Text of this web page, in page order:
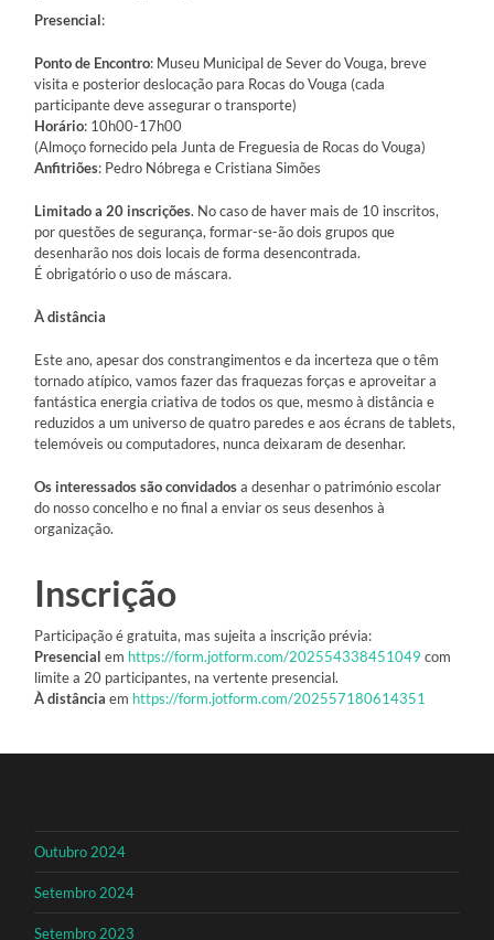
Presencial:
Ponto de Encontro: Museu Municipal de Sever do Vouga, breve
visita e posterior deslocação para Rocas do Vouga (cada
participante deve assegurar o transporte)
Horário: 10h00-17h00
(Almoço fornecido pela Junta de Freguesia de Rocas do Vouga)
Anfitriões: Pedro Nóbrega e Cristiana Simões
Limitado a 20 inscrições. No caso de haver mais de 10 inscritos,
por questões de segurança, formar-se-ão dois grupos que
desenharão nos dois locais de forma desencontrada.
É obrigatório o uso de máscara.
À distância
Este ano, apesar dos constrangimentos e da incerteza que o têm
tornado atípico, vamos fazer das fraquezas forças e aproveitar a
fantástica energia criativa de todos os que, mesmo à distância e
reduzidos a um universo de quatro paredes e aos écrans de tablets,
telemóveis ou computadores, nunca deixaram de desenhar.
Os interessados são convidadosa desenhar o património escolar
do nosso concelho e no final a enviar os seus desenhos à
organização.
Inscrição
Participação é gratuita, mas sujeita a inscrição prévia:
Presencialem https://form.jotform.com/202554338451049 com
limite a 20 participantes, na vertente presencial.
À distância em https://form.jotform.com/202557180614351
Outubro 2024
Setembro 2024
Setembro 2023